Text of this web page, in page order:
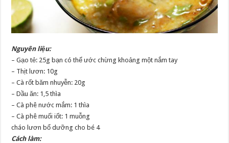
Nguyên liệu:
– Gạo tẻ: 25g bạn có thể ước chừng khoảng một nắm tay
– Thịt lươn: 10g
– Cà rốt băm nhuyễn: 20g
– Dầu ăn: 1,5 thìa
– Cà phê nước mắm: 1 thìa
– Cà phê muối iốt: 1 muỗng
cháo lươn bổ dưỡng cho bé 4
Cách làm: